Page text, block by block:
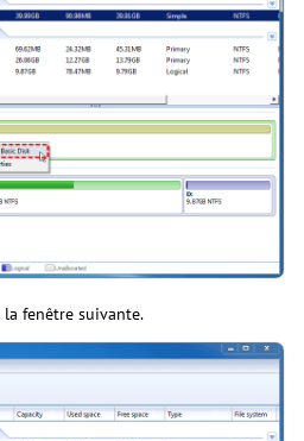
la fenêtre suivante.